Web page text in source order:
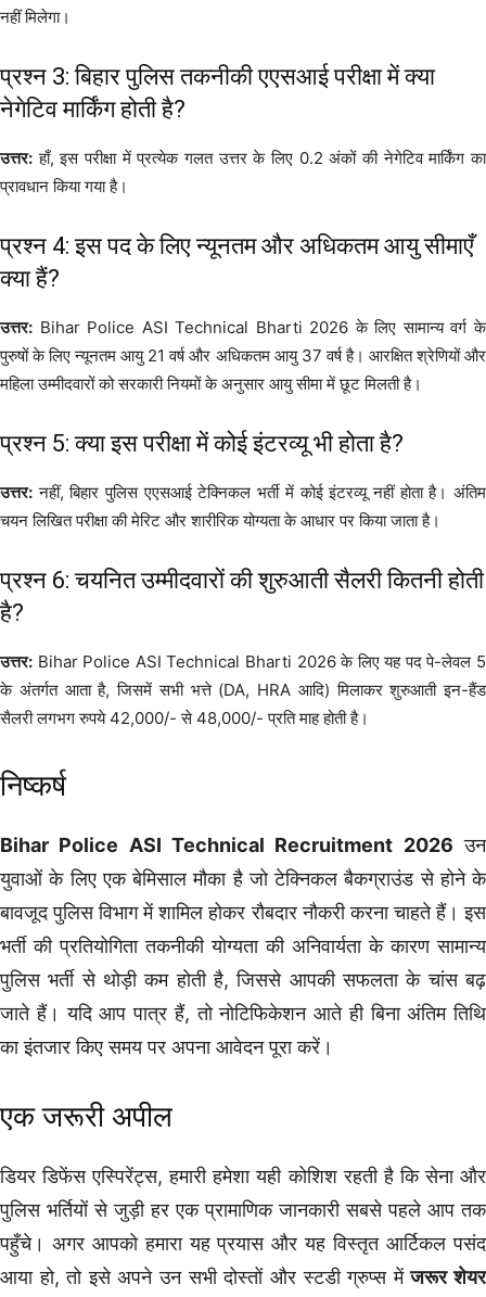
नहीं मिलेगा।
प्रश्न 3: बिहार पुलिस तकनीकी एएसआई परीक्षा में क्या
नेगेटिव मार्किंग होती है?
उत्तर: हाँ, इस परीक्षा में प्रत्येक गलत उत्तर के लिए 0.2 अंकों की नेगेटिव मार्किंग का
प्रावधान किया गया है।
प्रश्न 4: इस पद के लिए न्यूनतम और अधिकतम आयु सीमाएँ
क्या हैं?
उत्तर: Bihar Police ASI Technical Bharti 2026 के लिए सामान्य वर्ग के
पुरुषों के लिए न्यूनतम आयु 21 वर्ष और अधिकतम आयु 37 वर्ष है। आरक्षित श्रेणियों और
महिला उम्मीदवारों को सरकारी नियमों के अनुसार आयु सीमा में छूट मिलती है।
प्रश्न 5: क्या इस परीक्षा में कोई इंटरव्यू भी होता है?
उत्तर: नहीं, बिहार पुलिस एएसआई टेक्निकल भर्ती में कोई इंटरव्यू नहीं होता है। अंतिम
चयन लिखित परीक्षा की मेरिट और शारीरिक योग्यता के आधार पर किया जाता है।
प्रश्न 6: चयनित उम्मीदवारों की शुरुआती सैलरी कितनी होती
है?
उत्तर: Bihar Police ASI Technical Bharti 2026 के लिए यह पद पे-लेवल 5
के अंतर्गत आता है, जिसमें सभी भत्ते (DA, HRA आदि) मिलाकर शुरुआती इन-हैंड
सैलरी लगभग रुपये 42,000/- से 48,000/- प्रति माह होती है।
निष्कर्ष
Bihar Police ASI Technical Recruitment 2026 उन
युवाओं के लिए एक बेमिसाल मौका है जो टेक्निकल बैकग्राउंड से होने के
बावजूद पुलिस विभाग में शामिल होकर रौबदार नौकरी करना चाहते हैं। इस
भर्ती की प्रतियोगिता तकनीकी योग्यता की अनिवार्यता के कारण सामान्य
पुलिस भर्ती से थोड़ी कम होती है, जिससे आपकी सफलता के चांस बढ़
जाते हैं। यदि आप पात्र हैं, तो नोटिफिकेशन आते ही बिना अंतिम तिथि
का इंतजार किए समय पर अपना आवेदन पूरा करें।
एक जरूरी अपील
डियर डिफेंस एस्पिरेंट्स, हमारी हमेशा यही कोशिश रहती है कि सेना और
पुलिस भर्तियों से जुड़ी हर एक प्रामाणिक जानकारी सबसे पहले आप तक
पहुँचे। अगर आपको हमारा यह प्रयास और यह विस्तृत आर्टिकल पसंद
आया हो, तो इसे अपने उन सभी दोस्तों और स्टडी ग्रुप्स मेंजरूर शेयर